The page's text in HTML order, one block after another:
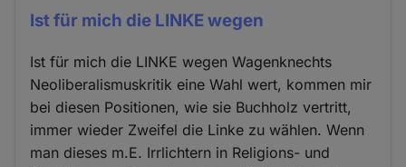
Ist für mich die LINKE wegen
Ist für mich die LINKE wegen Wagenknechts
Neoliberalismuskritik eine Wahl wert, kommen mir
bei diesen Positionen, wie sie Buchholz vertritt,
immer wieder Zweifel die Linke zu wählen. Wenn
man dieses m.E. Irrlichtern in Religions- und